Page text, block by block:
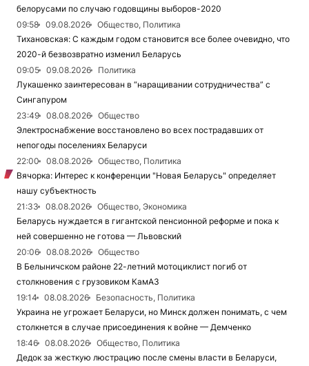
белорусами по случаю годовщины выборов-2020
09:58
09.08.2026
Общество, Политика
Тихановская: С каждым годом становится все более очевидно, что
2020-й безвозвратно изменил Беларусь
09:05
09.08.2026
Политика
Лукашенко заинтересован в “наращивании сотрудничества” с
Сингапуром
23:49
08.08.2026
Общество
Электроснабжение восстановлено во всех пострадавших от
непогоды поселениях Беларуси
22:00
08.08.2026
Общество, Политика
Вячорка: Интерес к конференции "Новая Беларусь" определяет
нашу субъектность
21:33
08.08.2026
Общество, Экономика
Беларусь нуждается в гигантской пенсионной реформе и пока к
ней совершенно не готова — Львовский
20:06
08.08.2026
Общество
В Белыничском районе 22-летний мотоциклист погиб от
столкновения с грузовиком КамАЗ
19:14
08.08.2026
Безопасность, Политика
Украина не угрожает Беларуси, но Минск должен понимать, с чем
столкнется в случае присоединения к войне — Демченко
18:46
08.08.2026
Общество, Политика
Дедок за жесткую люстрацию после смены власти в Беларуси,